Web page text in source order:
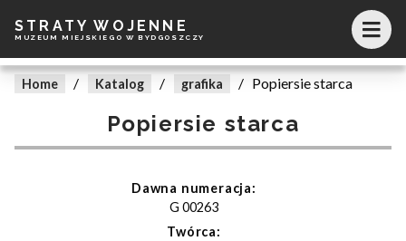
STRATY WOJENNE
MUZEUM MIEJSKIEGO W BYDGOSZCZY
Home / Katalog / grafika / Popiersie starca
Popiersie starca
Dawna numeracja:
G 00263
Twórca: